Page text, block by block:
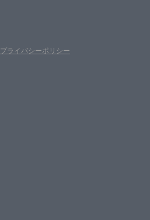
プライバシーポリシー